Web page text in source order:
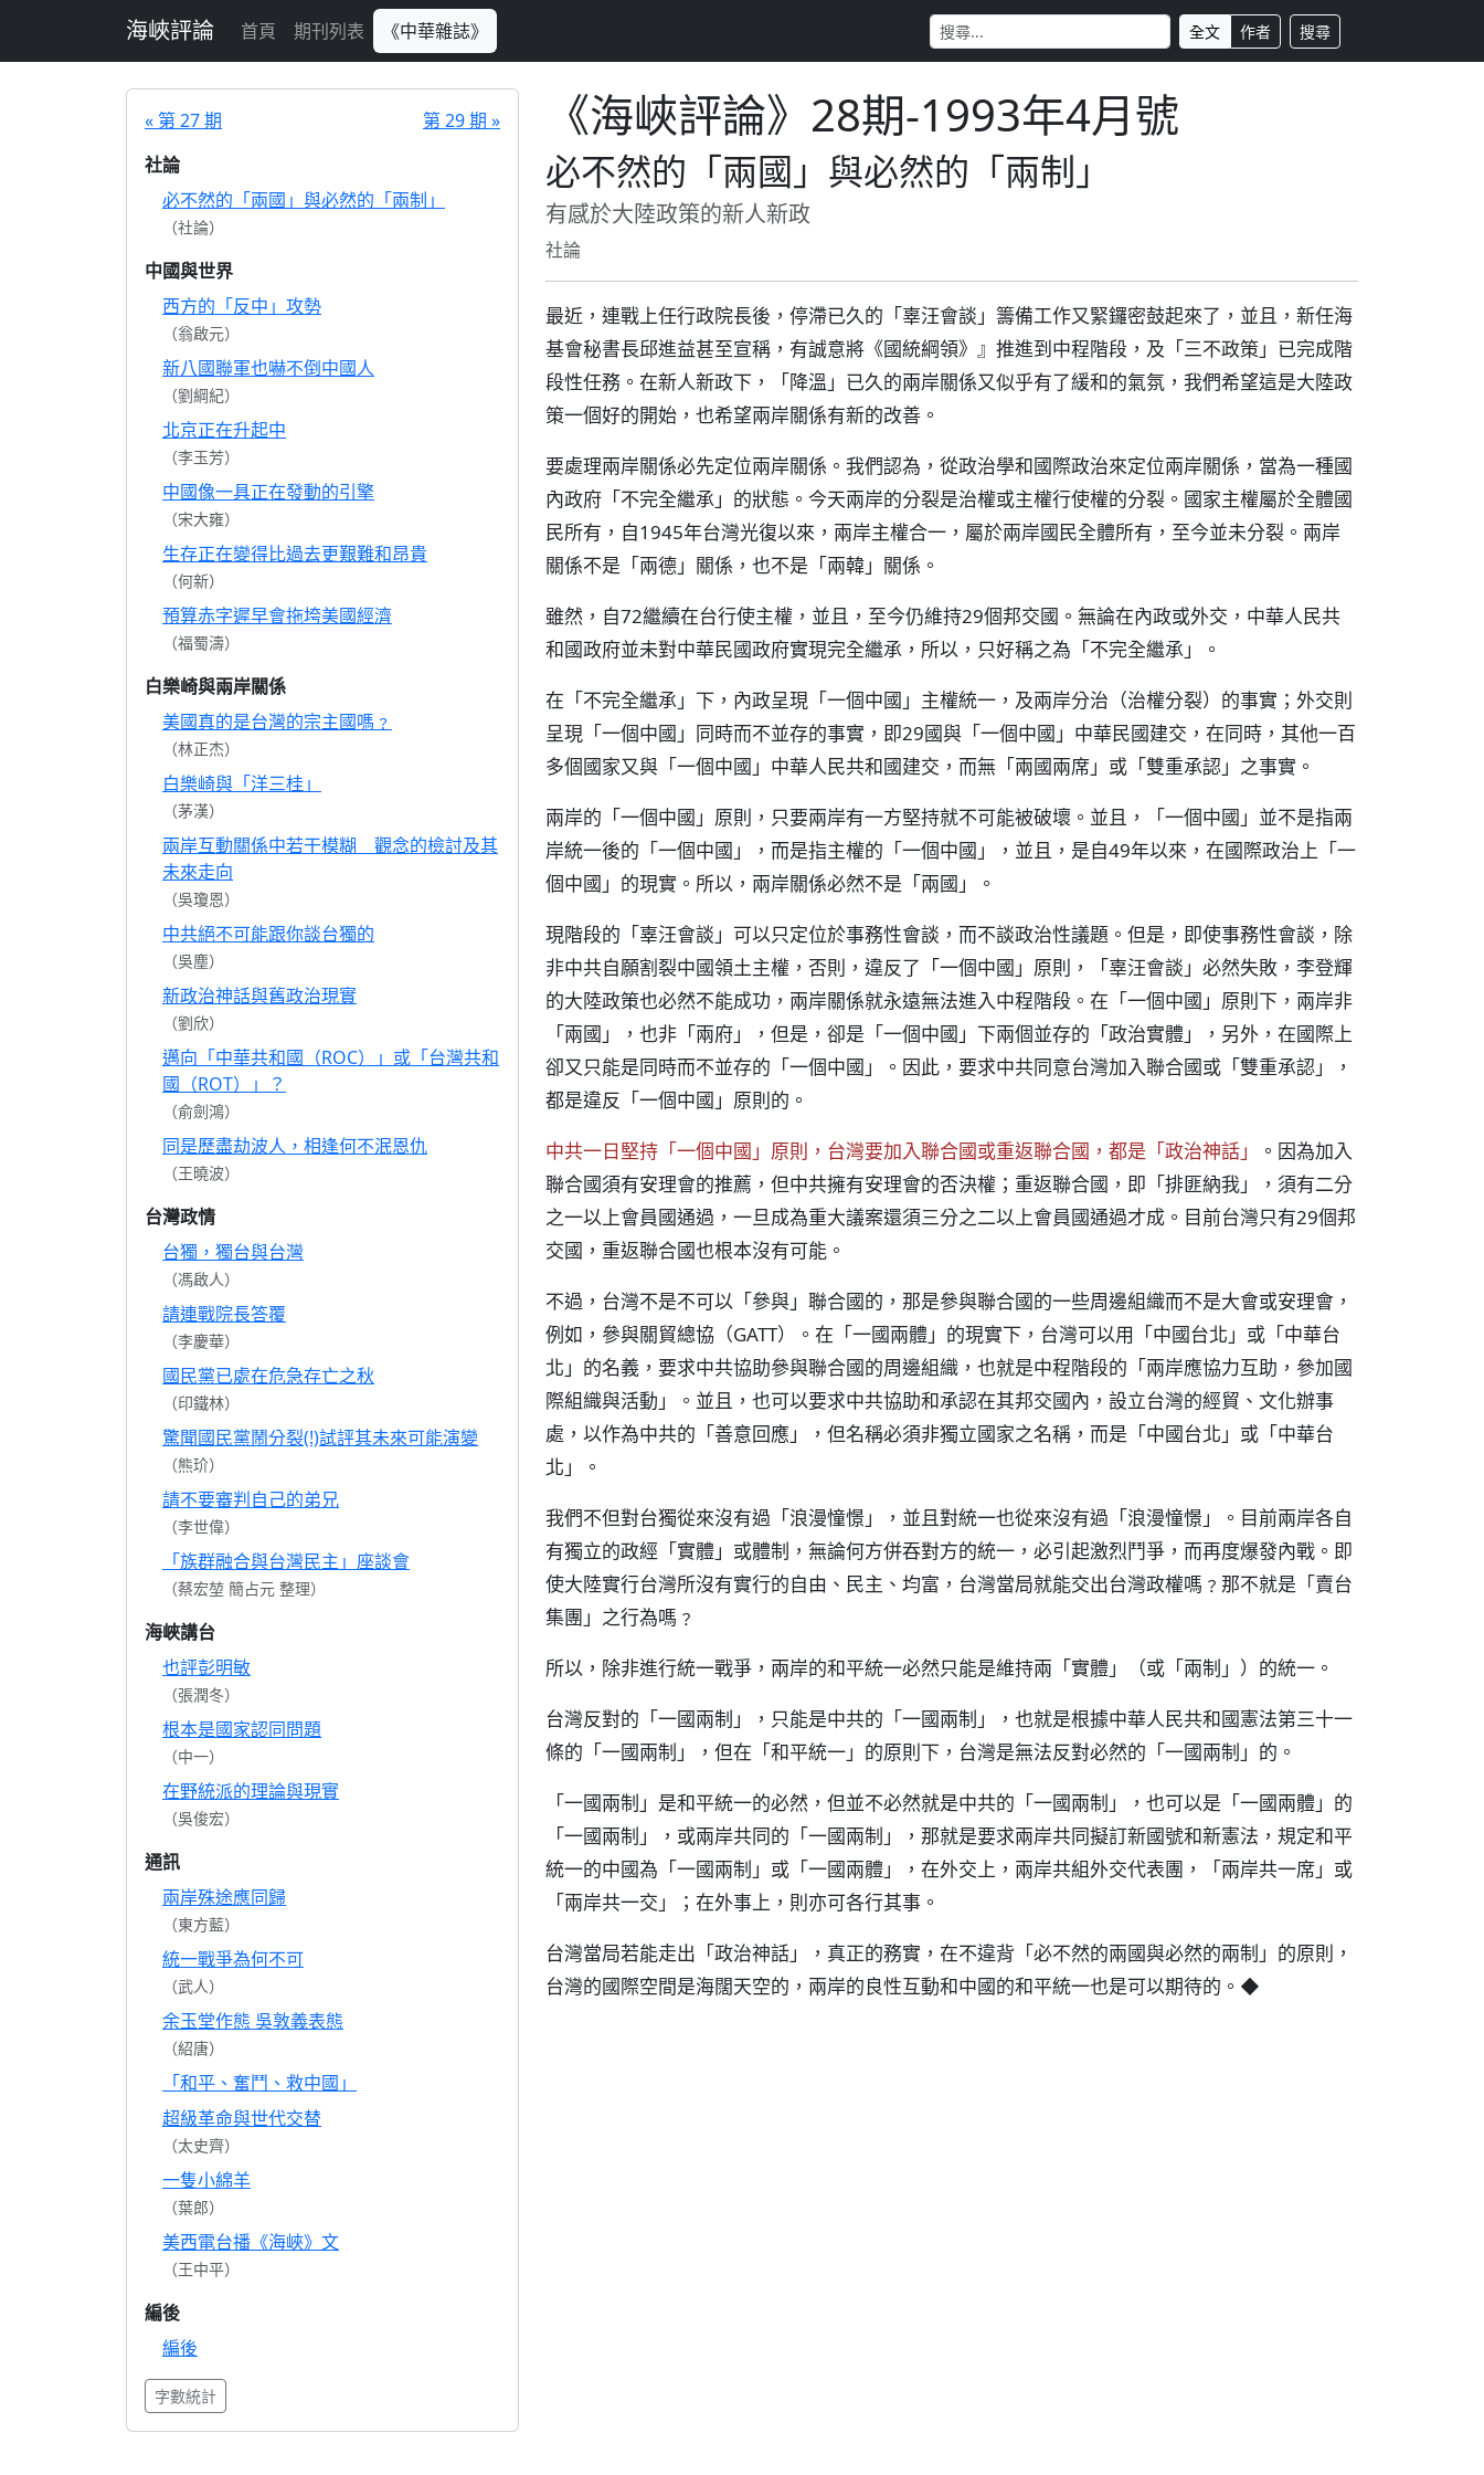
海峽評論 首頁 期刊列表 《中華雜誌》 全文 作者 搜尋
« 第 27 期
第 29 期 »
社論
必不然的「兩國」與必然的「兩制」
（社論）
中國與世界
西方的「反中」攻勢
（翁啟元）
新八國聯軍也嚇不倒中國人
（劉綱紀）
北京正在升起中
（李玉芳）
中國像一具正在發動的引擎
（宋大雍）
生存正在變得比過去更艱難和昂貴
（何新）
預算赤字遲早會拖垮美國經濟
（福蜀濤）
白樂崎與兩岸關係
美國真的是台灣的宗主國嗎﹖
（林正杰）
白樂崎與「洋三桂」
（茅漢）
兩岸互動關係中若干模糊 觀念的檢討及其
未來走向
（吳瓊恩）
中共絕不可能跟你談台獨的
（吳塵）
新政治神話與舊政治現實
（劉欣）
邁向「中華共和國（ROC）」或「台灣共和
國（ROT）」？
（俞劍鴻）
同是歷盡劫波人，相逢何不泯恩仇
（王曉波）
台灣政情
台獨，獨台與台灣
（馮啟人）
請連戰院長答覆
（李慶華）
國民黨已處在危急存亡之秋
（印鐵林）
驚聞國民黨鬧分裂(!)試評其未來可能演變
（熊玠）
請不要審判自己的弟兄
（李世偉）
「族群融合與台灣民主」座談會
（蔡宏堃 簡占元 整理）
海峽講台
也評彭明敏
（張潤冬）
根本是國家認同問題
（中一）
在野統派的理論與現實
（吳俊宏）
通訊
兩岸殊途應同歸
（東方藍）
統一戰爭為何不可
（武人）
余玉堂作態 吳敦義表態
（紹唐）
「和平、奮鬥、救中國」
超級革命與世代交替
（太史齊）
一隻小綿羊
（葉郎）
美西電台播《海峽》文
（王中平）
編後
編後
字數統計
《海峽評論》28期-1993年4月號
必不然的「兩國」與必然的「兩制」
有感於大陸政策的新人新政
社論
最近，連戰上任行政院長後，停滯已久的「辜汪會談」籌備工作又緊鑼密鼓起來了，並且，新任海
基會秘書長邱進益甚至宣稱，有誠意將《國統綱領》』推進到中程階段，及「三不政策」已完成階
段性任務。在新人新政下，「降溫」已久的兩岸關係又似乎有了緩和的氣氛，我們希望這是大陸政
策一個好的開始，也希望兩岸關係有新的改善。
要處理兩岸關係必先定位兩岸關係。我們認為，從政治學和國際政治來定位兩岸關係，當為一種國
內政府「不完全繼承」的狀態。今天兩岸的分裂是治權或主權行使權的分裂。國家主權屬於全體國
民所有，自1945年台灣光復以來，兩岸主權合一，屬於兩岸國民全體所有，至今並未分裂。兩岸
關係不是「兩德」關係，也不是「兩韓」關係。
雖然，自72繼續在台行使主權，並且，至今仍維持29個邦交國。無論在內政或外交，中華人民共
和國政府並未對中華民國政府實現完全繼承，所以，只好稱之為「不完全繼承」。
在「不完全繼承」下，內政呈現「一個中國」主權統一，及兩岸分治（治權分裂）的事實；外交則
呈現「一個中國」同時而不並存的事實，即29國與「一個中國」中華民國建交，在同時，其他一百
多個國家又與「一個中國」中華人民共和國建交，而無「兩國兩席」或「雙重承認」之事實。
兩岸的「一個中國」原則，只要兩岸有一方堅持就不可能被破壞。並且，「一個中國」並不是指兩
岸統一後的「一個中國」，而是指主權的「一個中國」，並且，是自49年以來，在國際政治上「一
個中國」的現實。所以，兩岸關係必然不是「兩國」。
現階段的「辜汪會談」可以只定位於事務性會談，而不談政治性議題。但是，即使事務性會談，除
非中共自願割裂中國領土主權，否則，違反了「一個中國」原則，「辜汪會談」必然失敗，李登輝
的大陸政策也必然不能成功，兩岸關係就永遠無法進入中程階段。在「一個中國」原則下，兩岸非
「兩國」，也非「兩府」，但是，卻是「一個中國」下兩個並存的「政治實體」，另外，在國際上
卻又只能是同時而不並存的「一個中國」。因此，要求中共同意台灣加入聯合國或「雙重承認」，
都是違反「一個中國」原則的。
中共一日堅持「一個中國」原則，台灣要加入聯合國或重返聯合國，都是「政治神話」
。因為加入
聯合國須有安理會的推薦，但中共擁有安理會的否決權；重返聯合國，即「排匪納我」，須有二分
之一以上會員國通過，一旦成為重大議案還須三分之二以上會員國通過才成。目前台灣只有29個邦
交國，重返聯合國也根本沒有可能。
不過，台灣不是不可以「參與」聯合國的，那是參與聯合國的一些周邊組織而不是大會或安理會，
例如，參與關貿總協（GATT）。在「一國兩體」的現實下，台灣可以用「中國台北」或「中華台
北」的名義，要求中共協助參與聯合國的周邊組織，也就是中程階段的「兩岸應協力互助，參加國
際組織與活動」。並且，也可以要求中共協助和承認在其邦交國內，設立台灣的經貿、文化辦事
處，以作為中共的「善意回應」，但名稱必須非獨立國家之名稱，而是「中國台北」或「中華台
北」。
我們不但對台獨從來沒有過「浪漫憧憬」，並且對統一也從來沒有過「浪漫憧憬」。目前兩岸各自
有獨立的政經「實體」或體制，無論何方併吞對方的統一，必引起激烈鬥爭，而再度爆發內戰。即
使大陸實行台灣所沒有實行的自由、民主、均富，台灣當局就能交出台灣政權嗎﹖那不就是「賣台
集團」之行為嗎﹖
所以，除非進行統一戰爭，兩岸的和平統一必然只能是維持兩「實體」（或「兩制」）的統一。
台灣反對的「一國兩制」，只能是中共的「一國兩制」，也就是根據中華人民共和國憲法第三十一
條的「一國兩制」，但在「和平統一」的原則下，台灣是無法反對必然的「一國兩制」的。
「一國兩制」是和平統一的必然，但並不必然就是中共的「一國兩制」，也可以是「一國兩體」的
「一國兩制」，或兩岸共同的「一國兩制」，那就是要求兩岸共同擬訂新國號和新憲法，規定和平
統一的中國為「一國兩制」或「一國兩體」，在外交上，兩岸共組外交代表團，「兩岸共一席」或
「兩岸共一交」；在外事上，則亦可各行其事。
台灣當局若能走出「政治神話」，真正的務實，在不違背「必不然的兩國與必然的兩制」的原則，
台灣的國際空間是海闊天空的，兩岸的良性互動和中國的和平統一也是可以期待的。◆